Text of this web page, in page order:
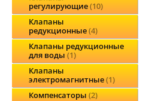
регулирующие 10
Клапаны
редукционные 4
Клапаны редукционные
для воды 1
Клапаны
электромагнитные 1
Компенсаторы 2